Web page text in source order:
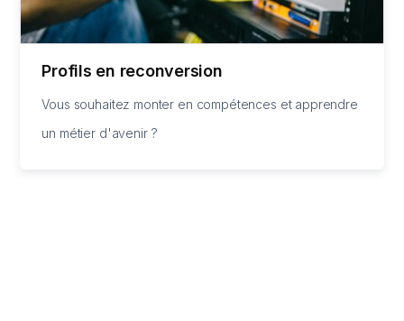
Profils en reconversion
Vous souhaitez monter en compétences et apprendre
un métier d'avenir ?